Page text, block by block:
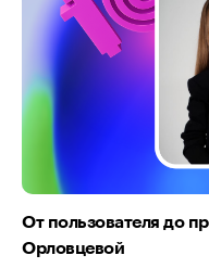
От пользователя до
Орловцевой